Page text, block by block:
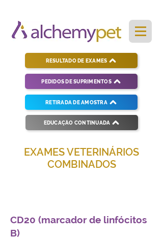
PEDIDOS DE SUPRIMENTOS
RESULTADO DE EXAMES
RETIRADA DE AMOSTRA
EDUCAÇÃO CONTINUADA
EXAMES VETERINÁRIOS
COMBINADOS
CD20 (marcador de linfócitos
B)